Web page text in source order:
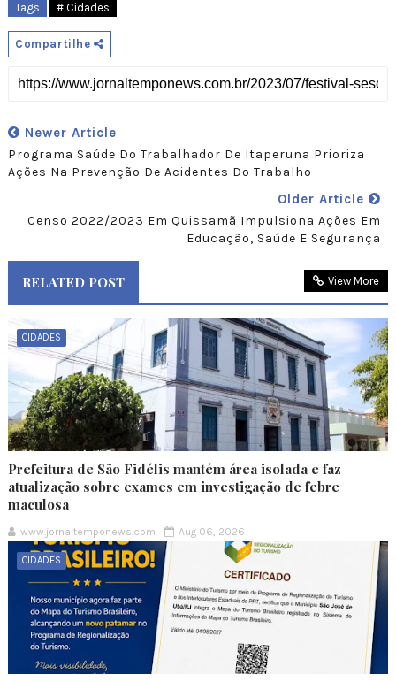
Tags # Cidades
Compartilhe
Newer Article
Programa Saúde Do Trabalhador De Itaperuna Prioriza
Ações Na Prevenção De Acidentes Do Trabalho
Older Article
Censo 2022/2023 Em Quissamã Impulsiona Ações Em
Educação, Saúde E Segurança
RELATED POST View More
CIDADES
Prefeitura de São Fidélis mantém área isolada e faz
atualização sobre exames em investigação de febre
maculosa
www.jornaltemponews.com Aug 06, 2026
CIDADES